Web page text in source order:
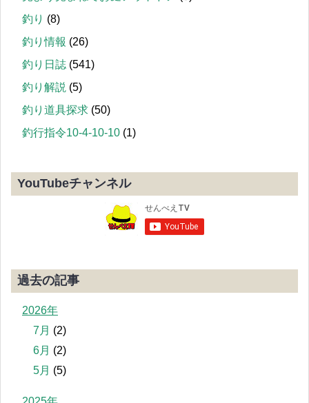
釣り (8)
釣り情報 (26)
釣り日誌 (541)
釣り解説 (5)
釣り道具探求 (50)
釣行指令10-4-10-10 (1)
YouTubeチャンネル
過去の記事
2026年
7月 (2)
6月 (2)
5月 (5)